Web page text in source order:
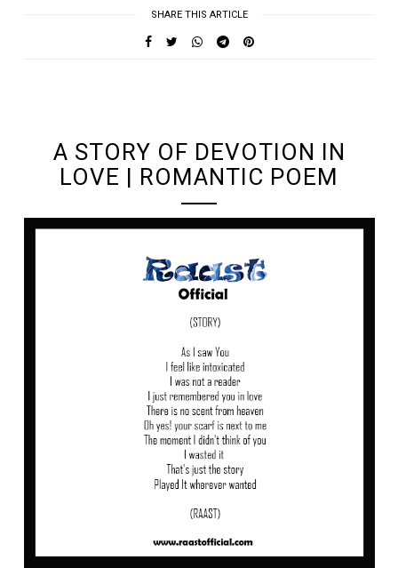
SHARE THIS ARTICLE
A STORY OF DEVOTION IN
LOVE | ROMANTIC POEM